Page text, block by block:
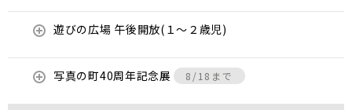
遊びの広場 午後開放(１～２歳児)
写真の町40周年記念展 8/18まで